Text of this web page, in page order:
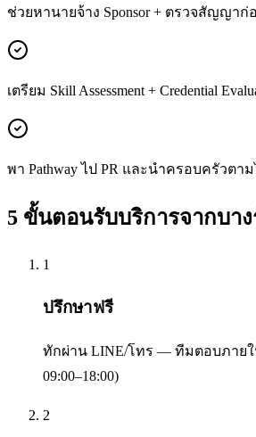
ช่วยหานายจ้าง Sponsor + ตรวจสัญญาก่
เตรียม Skill Assessment + Credential
พา Pathway ไป PR และนำครอบครัวตา
5 ขั้นตอนรับบริการจากบา
1
ปรึกษาฟรี
ทักผ่าน LINE/โทร — ทีมตอบภายใ
09:00–18:00)
2